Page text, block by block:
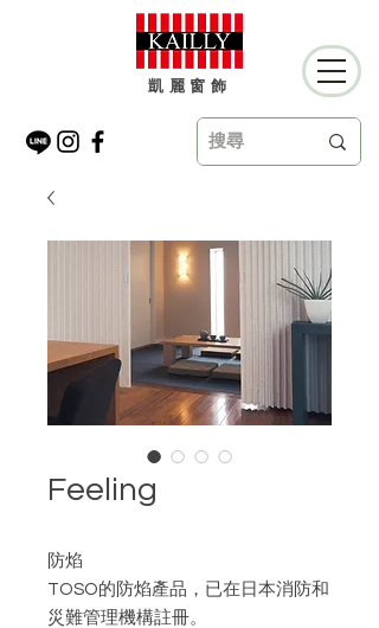
凱麗窗飾
Feeling
防焰
TOSO的防焰產品，已在日本消防和
災難管理機構註冊。